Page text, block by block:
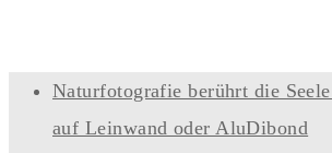
Naturfotografie berührt die
auf Leinwand oder AluDibond